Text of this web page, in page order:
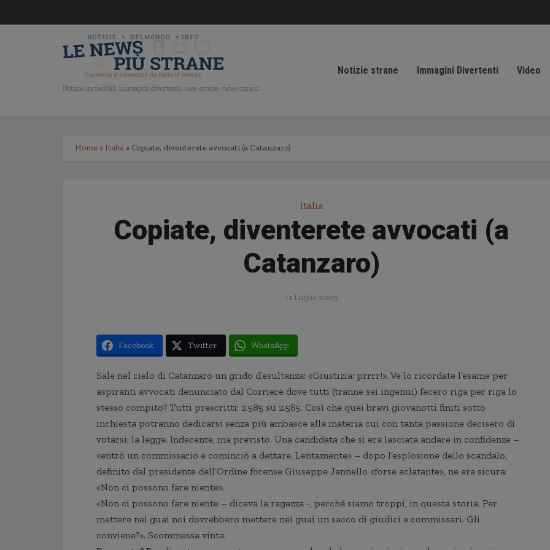
Notizie incredibili, immagini divertenti, cose strane, video curiosi
Notizie strane Immagini Divertenti Video
Home » Italia » Copiate, diventerete avvocati (a Catanzaro)
Italia
Copiate, diventerete avvocati (a
Catanzaro)
11 Luglio 2005
Facebook Twitter WhatsApp
Sale nel cielo di Catanzaro un grido d’esultanza: «Giustizia: prrrr!». Ve lo ricordate l’esame per
aspiranti avvocati denunciato dal Corriere dove tutti (tranne sei ingenui) fecero riga per riga lo
stesso compito? Tutti prescritti: 2.585 su 2.585. Così che quei bravi giovanotti finiti sotto
inchiesta potranno dedicarsi senza più ambasce alla materia cui con tanta passione decisero di
votarsi: la legge. Indecente, ma previsto. Una candidata che si era lasciata andare in confidenze –
«entrò un commissario e cominciò a dettare. Lentamente» – dopo l’esplosione dello scandalo,
definito dal presidente dell’Ordine forense Giuseppe Jannello «forse eclatante», ne era sicura:
«Non ci possono fare niente».
«Non ci possono fare niente – diceva la ragazza -, perché siamo troppi, in questa storia. Per
mettere nei guai noi dovrebbero mettere nei guai un sacco di giudici e commissari. Gli
conviene?». Scommessa vinta.